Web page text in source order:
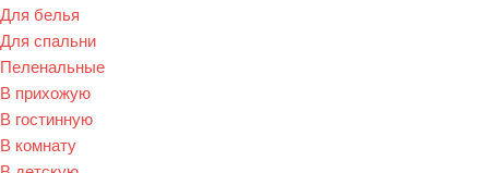
Для белья
Для спальни
Пеленальные
В прихожую
В гостинную
В комнату